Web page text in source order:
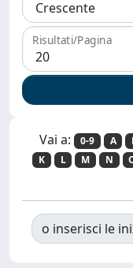
Risultati/Pagina
Vai a: 0-9 A
K
L M N
o inserisci le